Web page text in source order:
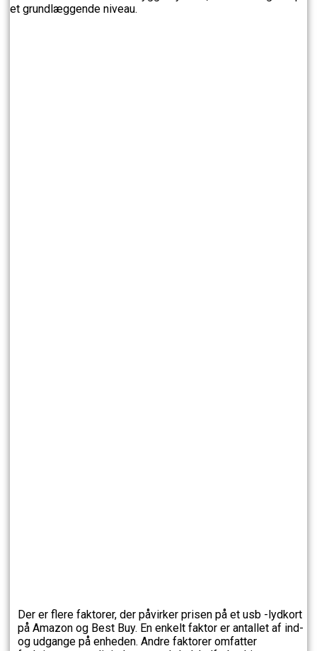
et grundlæggende niveau.
Der er flere faktorer, der påvirker prisen på et usb -lydkort
på Amazon og Best Buy. En enkelt faktor er antallet af ind-
og udgange på enheden. Andre faktorer omfatter